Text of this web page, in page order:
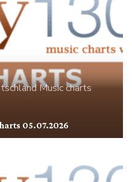
Music charts
05.07.2026